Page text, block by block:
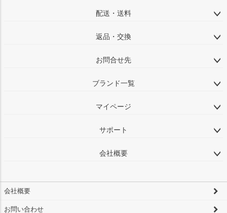
配送・送料
返品・交換
お問合せ先
ブランド一覧
マイページ
サポート
会社概要
会社概要
お問い合わせ